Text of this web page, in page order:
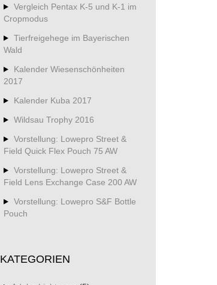
Vergleich Pentax K-5 und K-1 im
Cropmodus
Tierfreigehege im Bayerischen
Wald
Kalender Wiesenschönheiten
2017
Kalender Kuba 2017
Wildsau Trophy 2016
Vorstellung: Lowepro Street &
Field Quick Flex Pouch 75 AW
Vorstellung: Lowepro Street &
Field Lens Exchange Case 200 AW
Vorstellung: Lowepro S&F Bottle
Pouch
KATEGORIEN